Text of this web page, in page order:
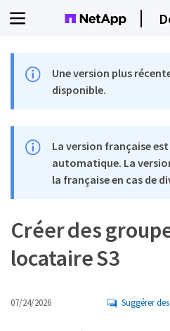
Une version plus
disponible.
La version française
automatique. La
la française en cas de
Créer des
locataire S3
07/24/2026 Suggérer